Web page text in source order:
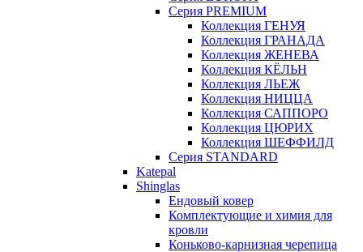
Серия PREMIUM
Коллекция ГЕНУЯ
Коллекция ГРАНАДА
Коллекция ЖЕНЕВА
Коллекция КЁЛЬН
Коллекция ЛЬЕЖ
Коллекция НИЦЦА
Коллекция САППОРО
Коллекция ЦЮРИХ
Коллекция ШЕФФИЛД
Серия STANDARD
Katepal
Shinglas
Ендовый ковер
Комплектующие и химия для
кровли
Коньково-карнизная черепица